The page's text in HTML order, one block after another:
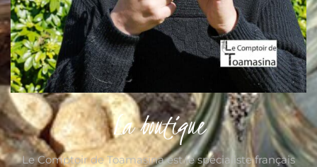
La boutique
Le Comptoir de Toamasina est le spécialiste français